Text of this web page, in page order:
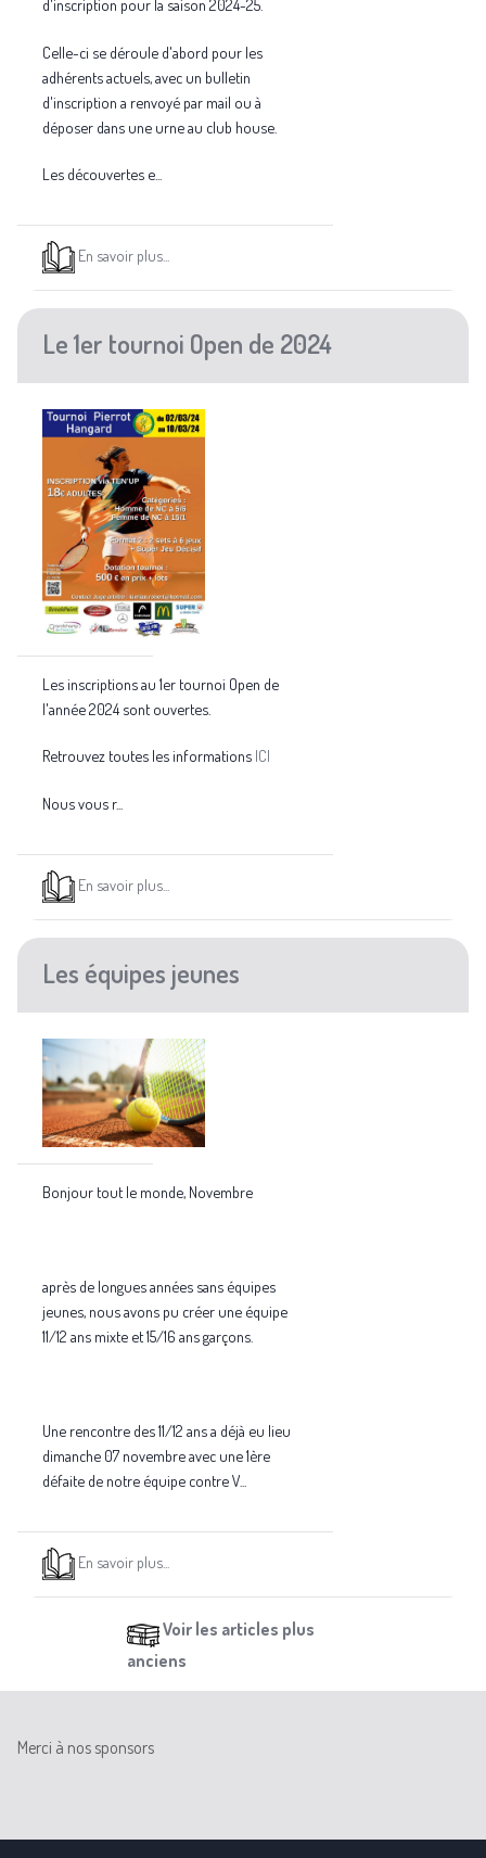
d'inscription pour la saison 2024-25.
Celle-ci se déroule d'abord pour les
adhérents actuels, avec un bulletin
d'inscription a renvoyé par mail ou à
déposer dans une urne au club house.
Les découvertes e...
En savoir plus...
Le 1er tournoi Open de 2024
Les inscriptions au 1er tournoi Open de
l'année 2024 sont ouvertes.
Retrouvez toutes les informations ICI
Nous vous r...
En savoir plus...
Les équipes jeunes
Bonjour tout le monde, Novembre
après de longues années sans équipes
jeunes, nous avons pu créer une équipe
11/12 ans mixte et 15/16 ans garçons.
Une rencontre des 11/12 ans a déjà eu lieu
dimanche 07 novembre avec une 1ère
défaite de notre équipe contre V...
En savoir plus...
Voir les articles plus
anciens
Merci à nos sponsors